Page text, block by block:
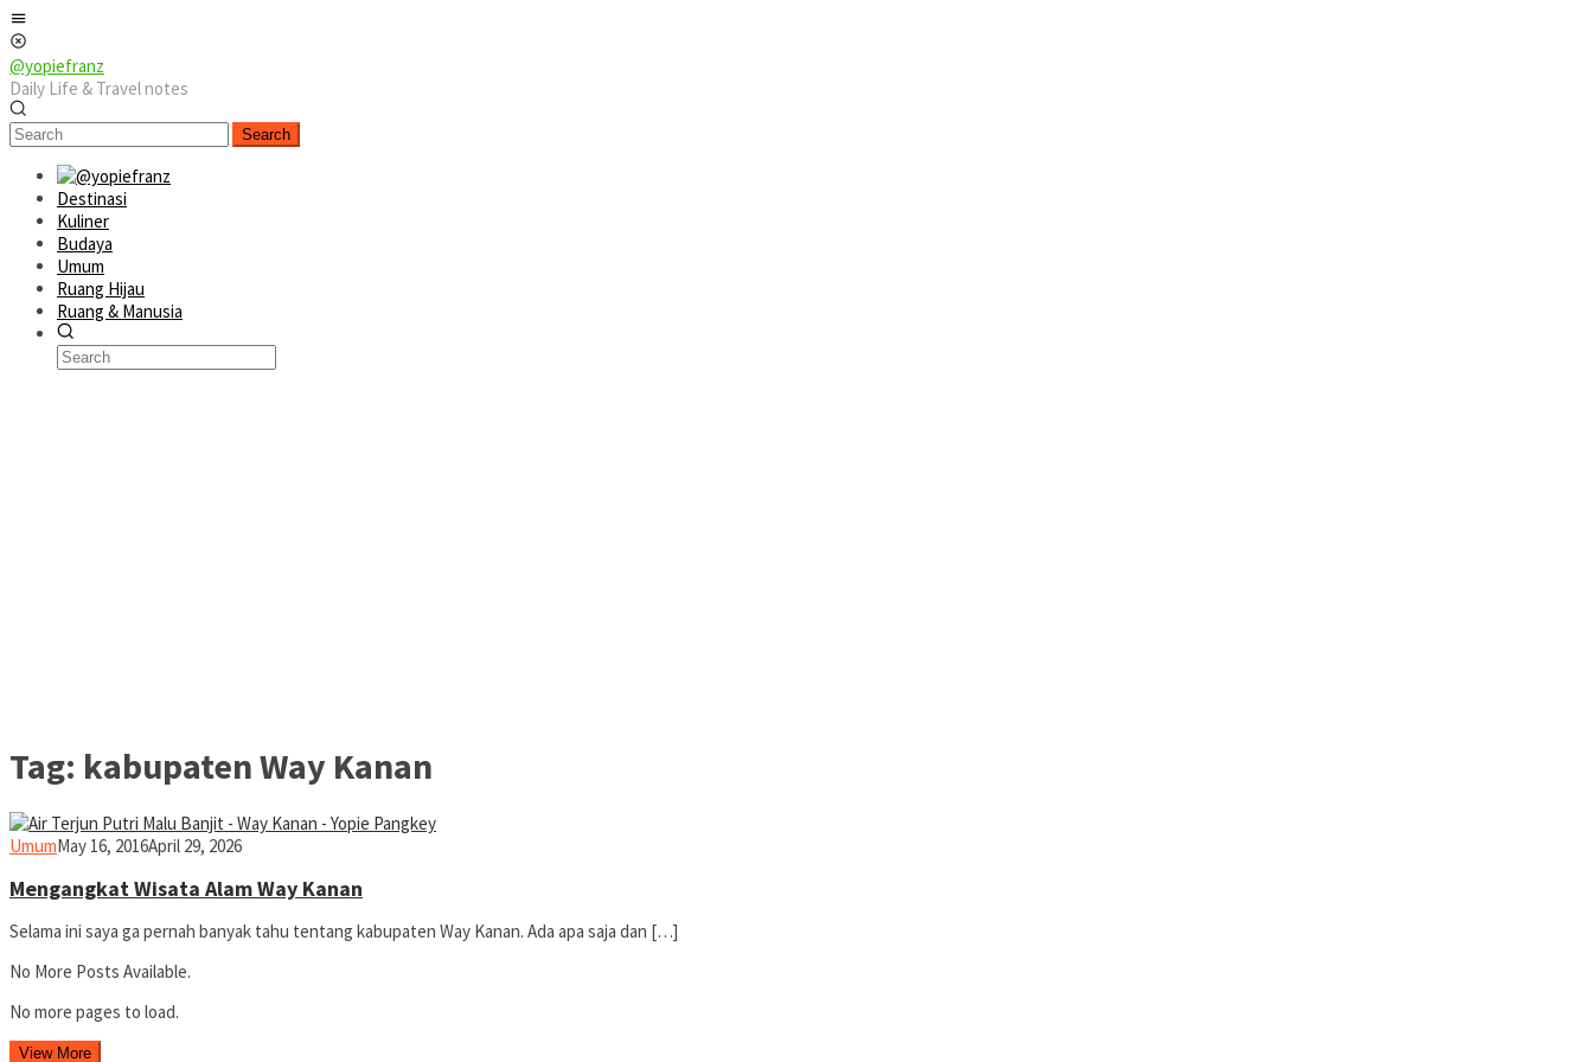
Skip
to
content
@yopiefranz
Daily Life & Travel notes
Search
Destinasi
Kuliner
Budaya
Umum
Ruang Hijau
Ruang & Manusia
Tag: kabupaten Way Kanan
Umumyopiefranz
May 16, 2016April 29, 2026
Mengangkat Wisata Alam Way Kanan
Selama ini saya ga pernah banyak tahu tentang kabupaten Way Kanan. Ada apa saja dan […]
No More Posts Available.
No more pages to load.
View More